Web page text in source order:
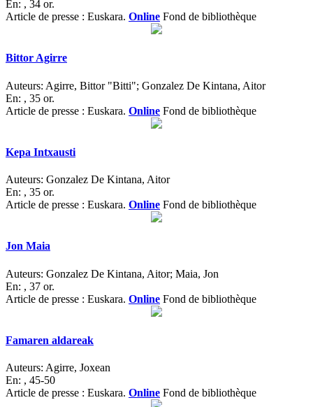
En: , 34 or.
Article de presse : Euskara. Online Fond de bibliothèque
Bittor Agirre
Auteurs: Agirre, Bittor "Bitti"; Gonzalez De Kintana, Aitor
En: , 35 or.
Article de presse : Euskara. Online Fond de bibliothèque
Kepa Intxausti
Auteurs: Gonzalez De Kintana, Aitor
En: , 35 or.
Article de presse : Euskara. Online Fond de bibliothèque
Jon Maia
Auteurs: Gonzalez De Kintana, Aitor; Maia, Jon
En: , 37 or.
Article de presse : Euskara. Online Fond de bibliothèque
Famaren aldareak
Auteurs: Agirre, Joxean
En: , 45-50
Article de presse : Euskara. Online Fond de bibliothèque